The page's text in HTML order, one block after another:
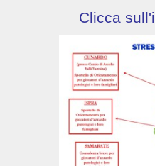
Clicca